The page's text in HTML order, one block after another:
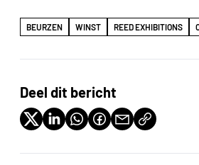
BEURZEN WINST REED EXHIBITIONS
Deel dit bericht